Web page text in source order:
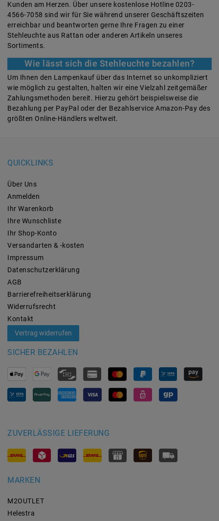
Kunden am Herzen. Über unsere kostenlose Hotline 0203-
4566-7058 sind wir für Sie während unserer Geschäftszeiten
erreichbar und beantworten gerne Ihre Fragen zu einer
Stehleuchte aus Rattan oder anderen Artikeln unseres
Sortiments.
Wie lässt sich die Stehleuchte bezahlen?
Um Ihnen den Lampenkauf über das Internet so unkompliziert
wie möglich zu gestalten, halten wir eine Vielzahl zeitgemäßer
Zahlungsmethoden bereit. Hierzu gehört beispielsweise die
Bezahlung per PayPal oder der Bezahlservice Amazon-Pay des
größten Online-Händlers weltweit.
QUICKLINKS
Über Uns
Anmelden
Ihr Warenkorb
Ihre Wunschliste
Ihr Shop-Konto
Versandarten & -kosten
Impressum
Daten­schutz­erklärung
AGB
Barrierefreiheitserklärung
Widerrufs­recht
Kontakt
Vertrag widerrufen
SICHER BEZAHLEN
ZUVERLÄSSIGE LIEFERUNG
MARKEN
M2OUTLET
Helestra